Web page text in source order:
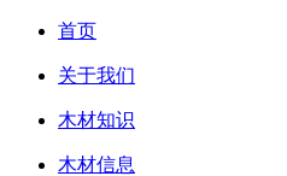
首页
关于我们
木材知识
木材信息